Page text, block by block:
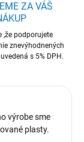
ZA VÁŠ
,že podporujete
znevýhodnených
s 5% DPH.
výrobe sme
plasty.